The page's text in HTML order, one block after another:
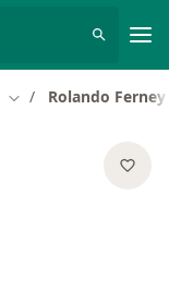
Cambiar de ciudad
Rolando